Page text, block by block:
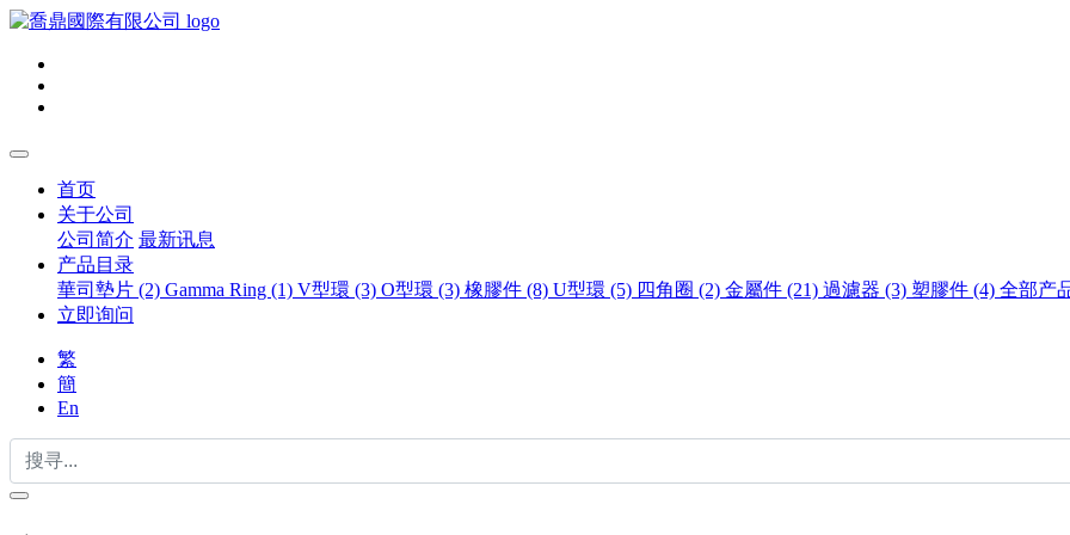
首页
关于公司
公司简介 最新讯息
产品目录
華司墊片 (2) Gamma Ring (1) V型環 (3) O型環 (3) 橡膠件 (8) U型環 (5) 四角圈 (2) 金屬件 (21) 過濾器 (3) 塑膠件 (4) 全部产
立即询问
繁
簡
En